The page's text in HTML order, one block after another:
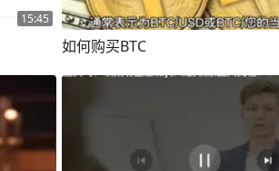
15:45
如何购买BTC